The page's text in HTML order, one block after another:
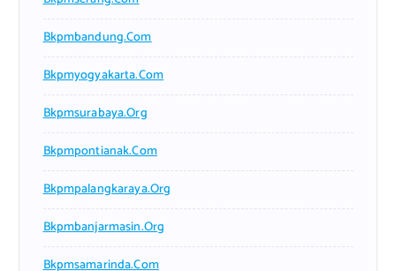
Bkpmbandung.com
Bkpmyogyakarta.com
Bkpmsurabaya.org
Bkpmpontianak.com
Bkpmpalangkaraya.org
Bkpmbanjarmasin.org
Bkpmsamarinda.com